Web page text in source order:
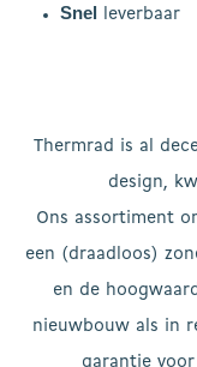
Snel leverbaar
Thermrad is al
design,
Ons assortiment
een (draadloos)
en de
nieuwbouw als in
garantie